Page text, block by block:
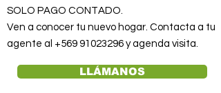
SOLO PAGO CONTADO.
Ven a conocer tu nuevo hogar. Contacta a tu
agente al +569 91023296 y agenda visita.
LLÁMANOS